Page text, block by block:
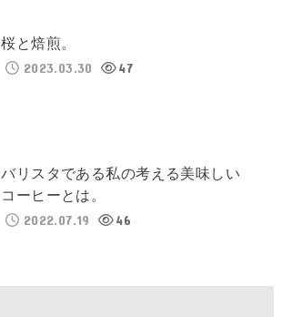
桜と焙煎。
2023.03.30
47
バリスタである私の考える美味しい
コーヒーとは。
2022.07.19
46